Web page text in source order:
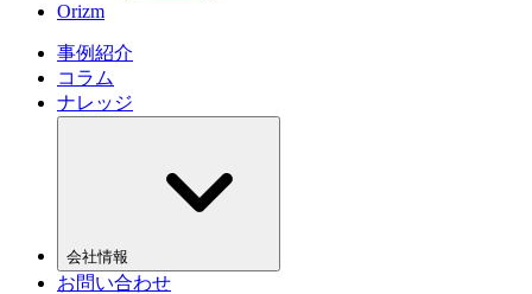
Orizm
事例紹介
コラム
ナレッジ
会社情報
お問い合わせ